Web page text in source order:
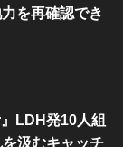
を再確認でき
LDH発10人組
汲むキャッチ